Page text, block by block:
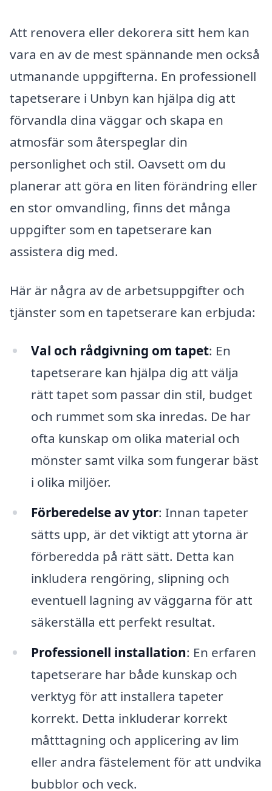
Att renovera eller dekorera sitt hem kan
vara en av de mest spännande men också
utmanande uppgifterna. En professionell
tapetserare i Unbyn kan hjälpa dig att
förvandla dina väggar och skapa en
atmosfär som återspeglar din
personlighet och stil. Oavsett om du
planerar att göra en liten förändring eller
en stor omvandling, finns det många
uppgifter som en tapetserare kan
assistera dig med.
Här är några av de arbetsuppgifter och
tjänster som en tapetserare kan erbjuda:
Val och rådgivning om tapet: En
tapetserare kan hjälpa dig att välja
rätt tapet som passar din stil, budget
och rummet som ska inredas. De har
ofta kunskap om olika material och
mönster samt vilka som fungerar bäst
i olika miljöer.
Förberedelse av ytor: Innan tapeter
sätts upp, är det viktigt att ytorna är
förberedda på rätt sätt. Detta kan
inkludera rengöring, slipning och
eventuell lagning av väggarna för att
säkerställa ett perfekt resultat.
Professionell installation: En erfaren
tapetserare har både kunskap och
verktyg för att installera tapeter
korrekt. Detta inkluderar korrekt
måtttagning och applicering av lim
eller andra fästelement för att undvika
bubblor och veck.